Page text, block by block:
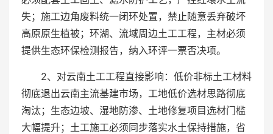
失；施工边角废料统一闭环处置，禁止随意丢弃破坏
高原原生植被；环湖、流域周边土工工程，主材必须
提供生态环保检测报告，纳入环评一票否决项。
2、对云南土工工程直接影响：低价非标土工材料
彻底退出云南主流基建市场，工地低价选材思路彻底
淘汰；生态边坡、湿地防渗、土地修复项目选材门槛
大幅提升；土工施工必须同步落实水土保持措施，省